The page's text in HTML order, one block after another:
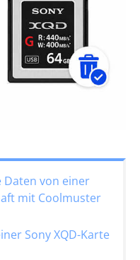
Daten von einer
mit Coolmuster
Sony XQD-Karte